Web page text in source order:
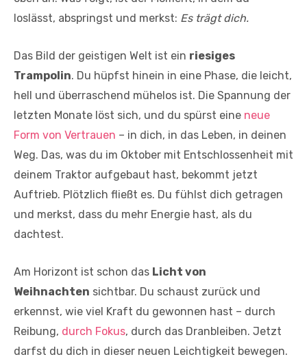
loslässt, abspringst und merkst: Es trägt dich.
Das Bild der geistigen Welt ist ein riesiges
Trampolin. Du hüpfst hinein in eine Phase, die leicht,
hell und überraschend mühelos ist. Die Spannung der
letzten Monate löst sich, und du spürst eine neue
Form von Vertrauen – in dich, in das Leben, in deinen
Weg. Das, was du im Oktober mit Entschlossenheit mit
deinem Traktor aufgebaut hast, bekommt jetzt
Auftrieb. Plötzlich fließt es. Du fühlst dich getragen
und merkst, dass du mehr Energie hast, als du
dachtest.
Am Horizont ist schon das Licht von
Weihnachten sichtbar. Du schaust zurück und
erkennst, wie viel Kraft du gewonnen hast – durch
Reibung, durch Fokus, durch das Dranbleiben. Jetzt
darfst du dich in dieser neuen Leichtigkeit bewegen.